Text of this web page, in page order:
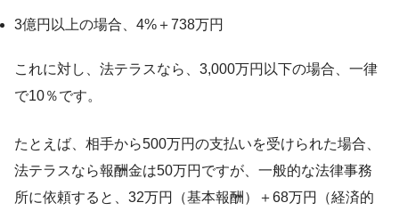
3億円以上の場合、4%＋738万円
これに対し、法テラスなら、3,000万円以下の場合、一律
で10％です。
たとえば、相手から500万円の支払いを受けられた場合、
法テラスなら報酬金は50万円ですが、一般的な法律事務
所に依頼すると、32万円（基本報酬）＋68万円（経済的